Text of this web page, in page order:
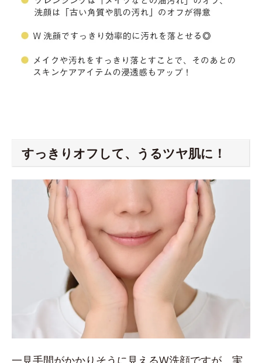
すっきりオフして、うるツヤ肌に！
一見手間がかかりそうに見えるW洗顔ですが、実